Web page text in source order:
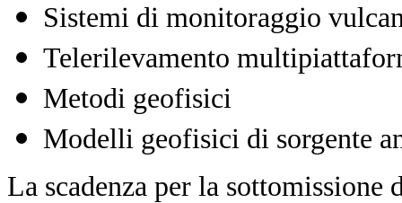
Sistemi di monitoraggio
Telerilevamento
Metodi geofisici
Modelli geofisici di sorgente
La scadenza per la